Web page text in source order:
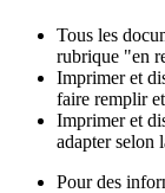
Tous les
rubrique "en
Imprimer et
faire remplir
Imprimer et
adapter selon
Pour des